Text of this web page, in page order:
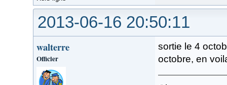
2013-06-16 20:50:11
walterre
Officier
sortie le 4
octobre, en